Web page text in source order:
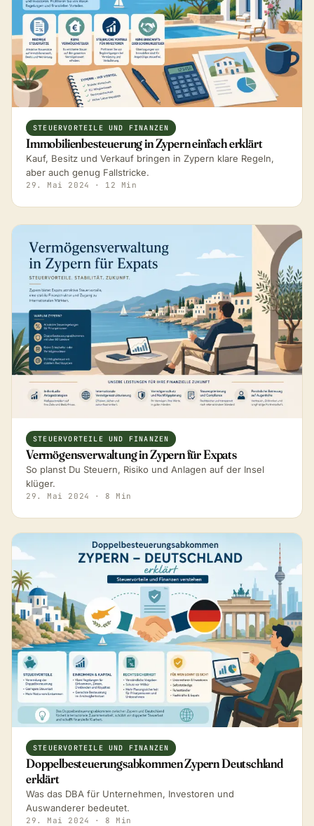
STEUERVORTEILE UND FINANZEN
Immobilienbesteuerung in Zypern einfach erklärt
Kauf, Besitz und Verkauf bringen in Zypern klare Regeln,
aber auch genug Fallstricke.
29. Mai 2024 · 12 Min
STEUERVORTEILE UND FINANZEN
Vermögensverwaltung in Zypern für Expats
So planst Du Steuern, Risiko und Anlagen auf der Insel
klüger.
29. Mai 2024 · 8 Min
STEUERVORTEILE UND FINANZEN
Doppelbesteuerungsabkommen Zypern Deutschland
erklärt
Was das DBA für Unternehmen, Investoren und
Auswanderer bedeutet.
29. Mai 2024 · 8 Min